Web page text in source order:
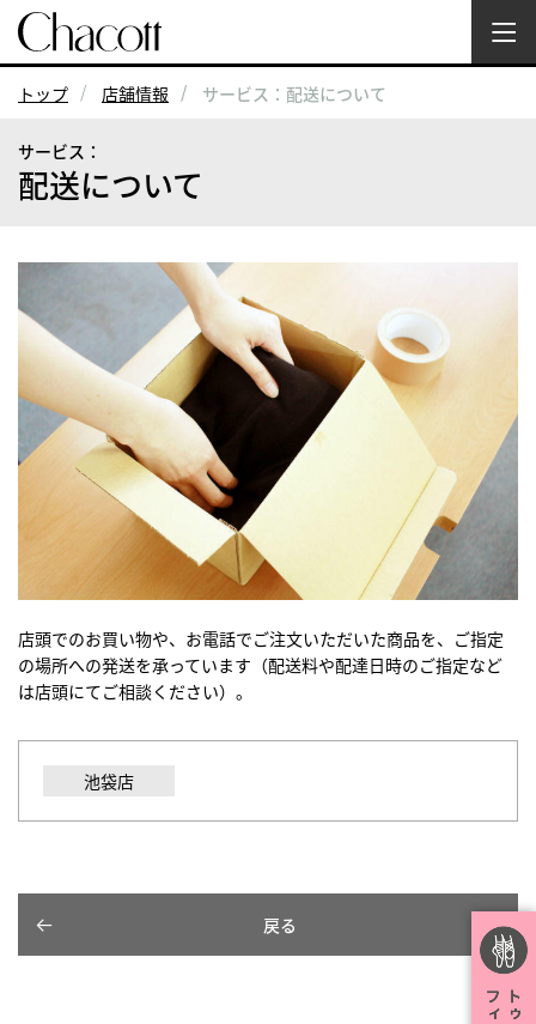
トップ 店舗情報 サービス：配送について
サービス：
配送について
店頭でのお買い物や、お電話でご注文いただいた商品を、ご指定
の場所への発送を承っています（配送料や配達日時のご指定など
は店頭にてご相談ください）。
池袋店
戻る